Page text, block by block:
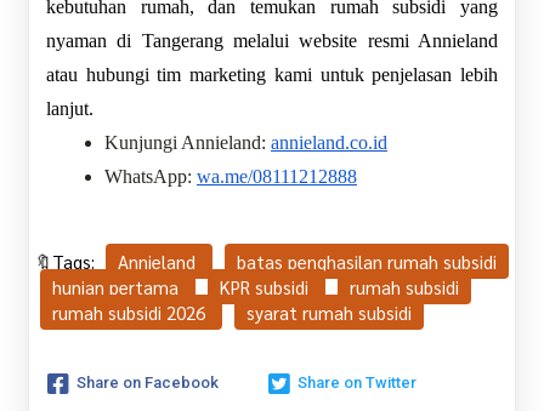
kebutuhan rumah, dan temukan rumah subsidi yang
nyaman di Tangerang melalui website resmi Annieland
atau hubungi tim marketing kami untuk penjelasan lebih
lanjut.
Kunjungi Annieland: annieland.co.id
WhatsApp: wa.me/08111212888
🔖Tags: Annieland
batas penghasilan rumah subsidi
hunian pertama
KPR subsidi
rumah subsidi
rumah subsidi 2026
syarat rumah subsidi
Share on Facebook Share on Twitter